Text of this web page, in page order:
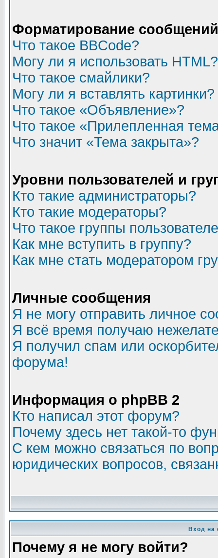
Форматирование
Что такое BBCode?
Могу ли я использовать HTML?
Что такое смайлики?
Могу ли я вставлять картинки?
Что такое «Объявление»?
Что такое «Прилепленная
Что значит «Тема закрыта»?
Уровни пользователей и
Кто такие администраторы?
Кто такие модераторы?
Что такое группы
Как мне вступить в группу?
Как мне стать модератором
Личные сообщения
Я не могу отправить личное
Я всё время получаю
Я получил спам или
форума!
Информация о phpBB 2
Кто написал этот форум?
Почему здесь нет такой-то
С кем можно связаться по
юридических вопросов,
Вход на
Почему я не могу войти?